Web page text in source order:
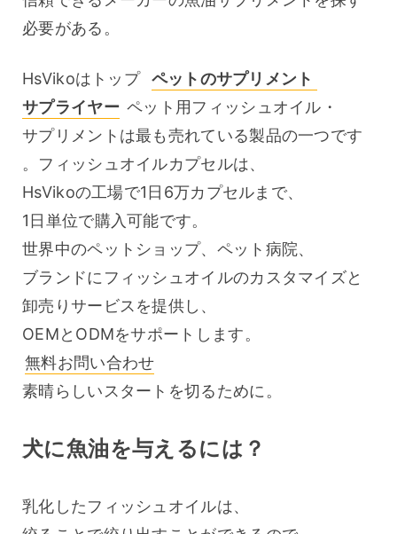
必要がある。
HsVikoはトップ
サプライヤー ペット用フィッシュオイル・
サプリメントは最も売れている製品の一つです
。フィッシュオイルカプセルは、
HsVikoの工場で1日6万カプセルまで、
1日単位で購入可能です。
世界中のペットショップ、ペット病院、
ブランドにフィッシュオイルのカスタマイズと
卸売りサービスを提供し、
無料お問い合わせ
素晴らしいスタートを切るために。
犬に魚油を与えるには？
乳化したフィッシュオイルは、